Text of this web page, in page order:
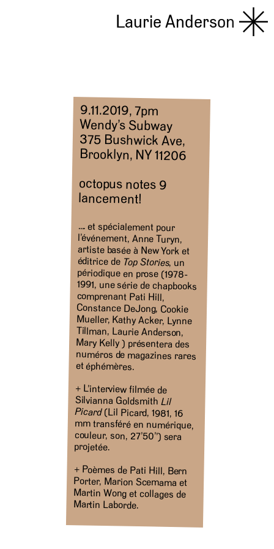
Laurie Anderson
9.11.2019, 7pm
Wendy’s Subway
375 Bushwick Ave,
Brooklyn, NY 11206
octopus notes 9
lancement!
…. et spécialement pour
l’événement, Anne Turyn,
artiste basée à New York et
éditrice de Top Stories, un
périodique en prose (1978-
1991, une série de chapbooks
comprenant Pati Hill,
Constance DeJong, Cookie
Mueller, Kathy Acker, Lynne
Tillman, Laurie Anderson,
Mary Kelly ) présentera des
numéros de magazines rares
et éphémères.
+ L’interview filmée de
Silvianna GoldsmithLil
Picard(Lil Picard, 1981, 16
mm transféré en numérique,
couleur, son, 27’50’’) sera
projetée.
+ Poèmes de Pati Hill, Bern
Porter, Marion Scemama et
Martin Wong et collages de
Martin Laborde.